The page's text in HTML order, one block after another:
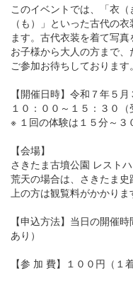
このイベントでは、「衣
（も）」といった古代の
ます。古代衣装を着て写
お子様から大人の方まで
ご参加お待ちしております。
【開催日時】令和７年５月
１０：００～１５：３０（
※ １回の体験は１５分～３
【会場】
さきたま古墳公園 レスト
荒天の場合は、さきたま
上の方は観覧料がかかりま
【申込方法】当日の開催
あり）
【参 加 費】１００円（１